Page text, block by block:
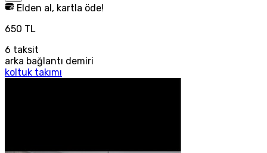
Elden al, kartla öde!
650 TL
6 taksit
arka bağlantı demiri
koltuk takımı